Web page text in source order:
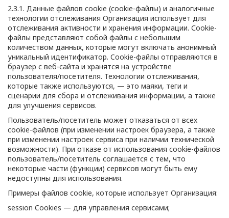
2.3.1. Данные файлов cookie (сookie-файлы) и аналогичные
технологии отслеживания Организация использует для
отслеживания активности и хранения информации. Сookie-
файлы представляют собой файлы с небольшим
количеством данных, которые могут включать анонимный
уникальный идентификатор. Cookie-файлы отправляются в
браузер с веб-сайта и хранятся на устройстве
пользователя/посетителя. Технологии отслеживания,
которые также используются, — это маяки, теги и
сценарии для сбора и отслеживания информации, а также
для улучшения сервисов.
Пользователь/посетитель может отказаться от всех
cookie-файлов (при изменении настроек браузера, а также
при изменении настроек сервиса при наличии технической
возможности). При отказе от использования cookie-файлов
пользователь/посетитель соглашается с тем, что
некоторые части (функции) сервисов могут быть ему
недоступны для использования.
Примеры файлов cookie, которые использует Организация:
session Cookies — для управления сервисами;